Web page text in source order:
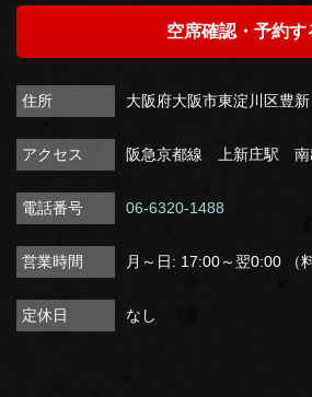
空席確認・予約す
住所 大阪府大阪市東淀川区豊
アクセス 阪急京都線 上新庄駅
電話番号 06-6320-1488
営業時間 月～日: 17:00～翌0:00 （
定休日 なし